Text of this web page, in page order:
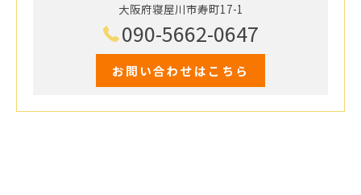
大阪府寝屋川市寿町17-1
090-5662-0647
お問い合わせはこちら